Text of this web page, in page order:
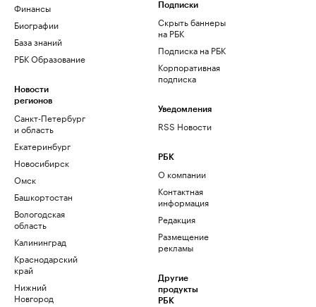
Финансы
Биографии
База знаний
РБК Образование
Новости
регионов
Санкт-Петербург
и область
Екатеринбург
Новосибирск
Омск
Башкортостан
Вологодская
область
Калининград
Краснодарский
край
Нижний
Новгород
Подписки
Скрыть баннеры
на РБК
Подписка на РБК
Корпоративная
подписка
Уведомления
RSS Новости
РБК
О компании
Контактная
информация
Редакция
Размещение
рекламы
Другие
продукты
РБК